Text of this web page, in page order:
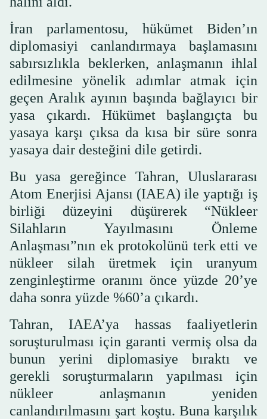
İran parlamentosu, hükümet Biden’ın
diplomasiyi canlandırmaya başlamasını
sabırsızlıkla beklerken, anlaşmanın ihlal
edilmesine yönelik adımlar atmak için
geçen Aralık ayının başında bağlayıcı bir
yasa çıkardı. Hükümet başlangıçta bu
yasaya karşı çıksa da kısa bir süre sonra
yasaya dair desteğini dile getirdi.
Bu yasa gereğince Tahran, Uluslararası
Atom Enerjisi Ajansı (IAEA) ile yaptığı iş
birliği düzeyini düşürerek “Nükleer
Silahların Yayılmasını Önleme
Anlaşması”nın ek protokolünü terk etti ve
nükleer silah üretmek için uranyum
zenginleştirme oranını önce yüzde 20’ye
daha sonra yüzde %60’a çıkardı.
Tahran, IAEA’ya hassas faaliyetlerin
soruşturulması için garanti vermiş olsa da
bunun yerini diplomasiye bıraktı ve
gerekli soruşturmaların yapılması için
nükleer anlaşmanın yeniden
canlandırılmasını şart koştu. Buna karşılık